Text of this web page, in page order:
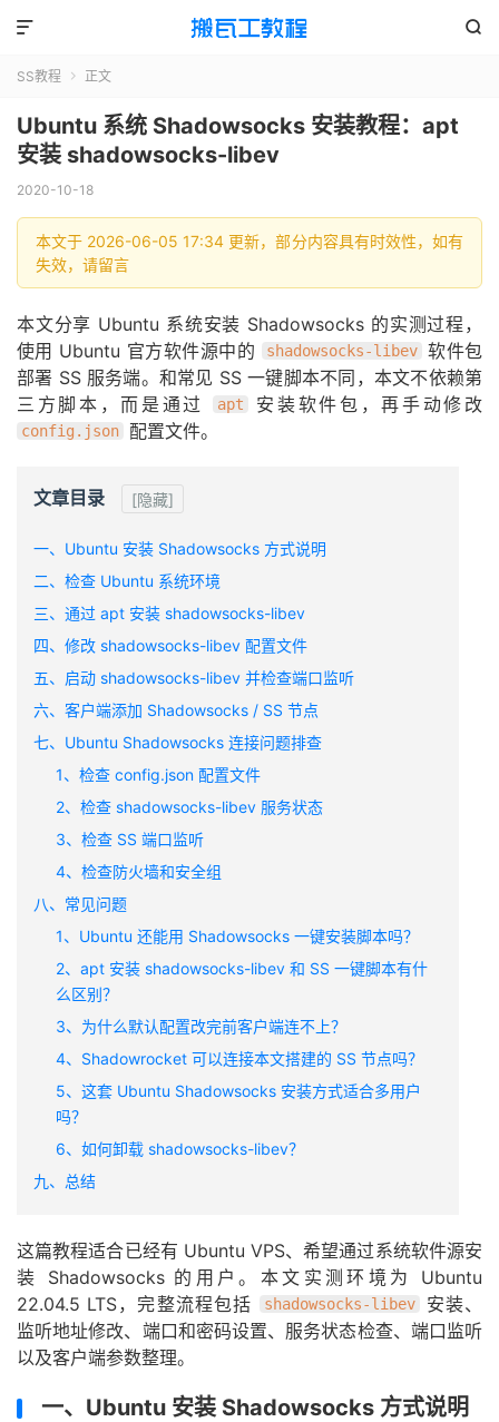


SS教程  正文
Ubuntu 系统 Shadowsocks 安装教程：apt
安装 shadowsocks-libev
2020-10-18
本文于 2026-06-05 17:34 更新，部分内容具有时效性，如有
失效，请留言
本文分享 Ubuntu 系统安装 Shadowsocks 的实测过程，
使用 Ubuntu 官方软件源中的
shadowsocks-libev 软件包
部署 SS 服务端。和常见 SS 一键脚本不同，本文不依赖第
三方脚本，而是通过
apt 安装软件包，再手动修改
config.json 配置文件。
文章目录 [隐藏]
一、Ubuntu 安装 Shadowsocks 方式说明
二、检查 Ubuntu 系统环境
三、通过 apt 安装 shadowsocks-libev
四、修改 shadowsocks-libev 配置文件
五、启动 shadowsocks-libev 并检查端口监听
六、客户端添加 Shadowsocks / SS 节点
七、Ubuntu Shadowsocks 连接问题排查
1、检查 config.json 配置文件
2、检查 shadowsocks-libev 服务状态
3、检查 SS 端口监听
4、检查防火墙和安全组
八、常见问题
1、Ubuntu 还能用 Shadowsocks 一键安装脚本吗？
2、apt 安装 shadowsocks-libev 和 SS 一键脚本有什
么区别？
3、为什么默认配置改完前客户端连不上？
4、Shadowrocket 可以连接本文搭建的 SS 节点吗？
5、这套 Ubuntu Shadowsocks 安装方式适合多用户
吗？
6、如何卸载 shadowsocks-libev？
九、总结
这篇教程适合已经有 Ubuntu VPS、希望通过系统软件源安
装 Shadowsocks 的用户。本文实测环境为 Ubuntu
22.04.5 LTS，完整流程包括
shadowsocks-libev
安装、
监听地址修改、端口和密码设置、服务状态检查、端口监听
以及客户端参数整理。
一、Ubuntu 安装 Shadowsocks 方式说明